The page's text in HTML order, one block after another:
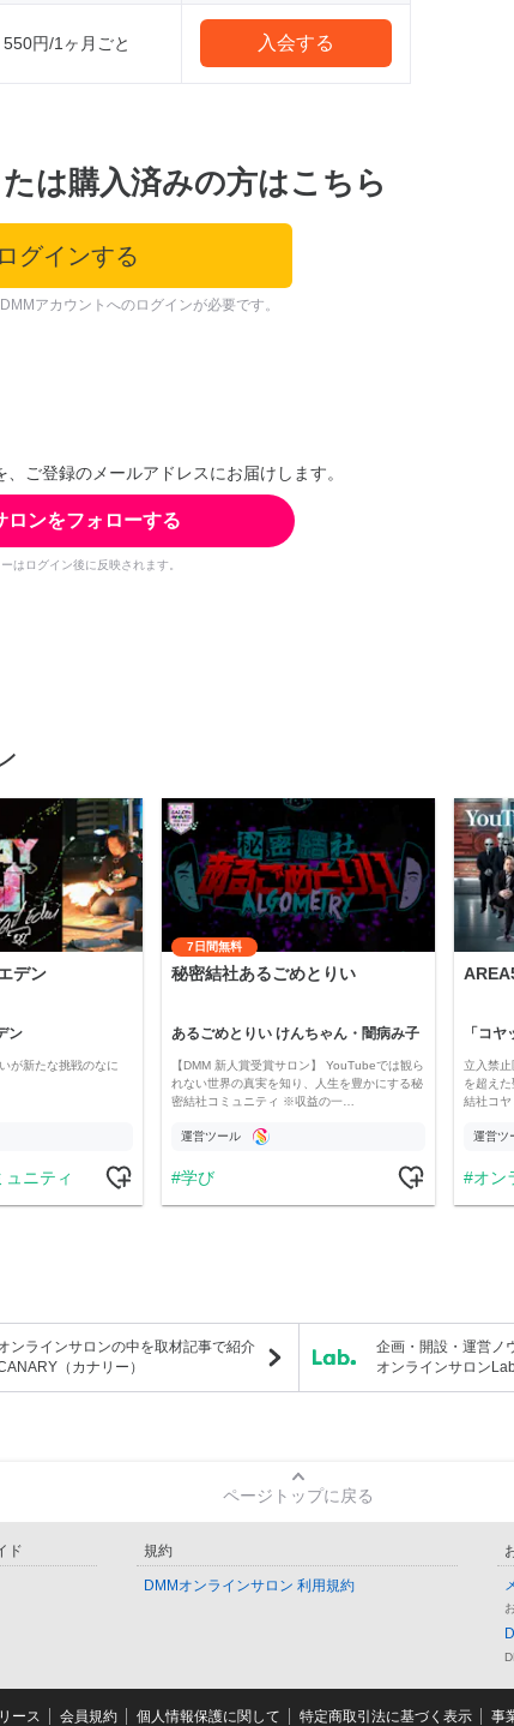
550円/1ヶ月ごと 入会する
は購入済みの方はこちら
ログインする
アカウントへのログインが必要です。
ご登録のメールアドレスにお届けします。
ロンをフォローする
はログイン後に反映されます。
デン
ン
が新たな挑戦のなに
ニティ
7日間無料
秘密結社あるごめとりい
あるごめとりい けんちゃん・闇病み子
【DMM 新人賞受賞サロン】 YouTubeでは観ら
れない世界の真実を知り、人生を豊かにする秘
密結社コミュニティ ※収益の一…
運営ツール
学び
立入禁
を超え
結社コ
運営ツ
オン
ンラインサロンの中を取材記事で紹介
（カナリー）
企画・開設・運営ノ
オンラインサロン
ページトップに戻る
ド 規約
DMMオンラインサロン 利用規約
ース 会員規約 個人情報保護に関して 特定商取引法に基づく表示 事